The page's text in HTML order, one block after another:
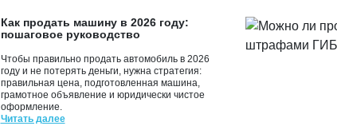
Как продать машину в 2026 году:
пошаговое руководство
Чтобы правильно продать автомобиль в 2026
году и не потерять деньги, нужна стратегия:
правильная цена, подготовленная машина,
грамотное объявление и юридически чистое
оформление.
Читать далее